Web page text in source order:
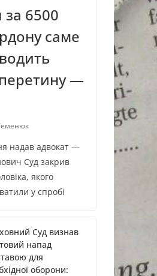
6500
саме
—
надав адвокат —
Суд закрив
якого
у спробі
Суд визнав
напад
для
оборони: